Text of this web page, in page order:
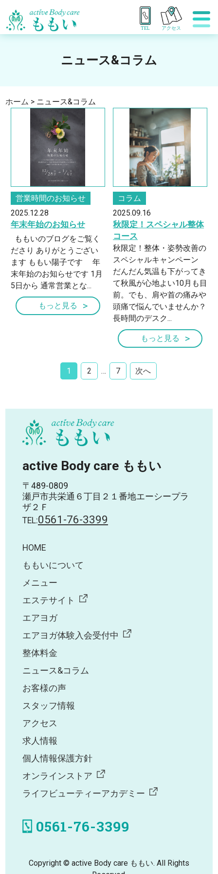
TEL アクセス
ニュース&コラム
ホーム > ニュース&コラム
営業時間のお知らせ
2025.12.28
年末年始のお知らせ
ももいのブログをご覧く
ださり ありがとうござい
ます ももい陽子です 年
末年始のお知らせです 1月
5日から 通常営業とな...
もっと見る
コラム
2025.09.16
秋限定！スペシャル整体
コース
秋限定！整体・姿勢改善の
スペシャルキャンペーン
だんだん気温も下がってき
て秋風が心地よい10月も目
前。でも、肩や首の痛みや
頭痛で悩んでいませんか？
長時間のデスク...
もっと見る
1 2 … 7 次へ
active Body care ももい
〒489-0809
瀬戸市共栄通６丁目２１番地エーシープラ
ザ２Ｆ
TEL:0561-76-3399
HOME
ももいについて
メニュー
エステサイト
エアヨガ
エアヨガ体験入会受付中
整体料金
ニュース&コラム
お客様の声
スタッフ情報
アクセス
求人情報
個人情報保護方針
オンラインストア
ライフビューティーアカデミー
0561-76-3399
Copyright © active Body care ももい. All Rights